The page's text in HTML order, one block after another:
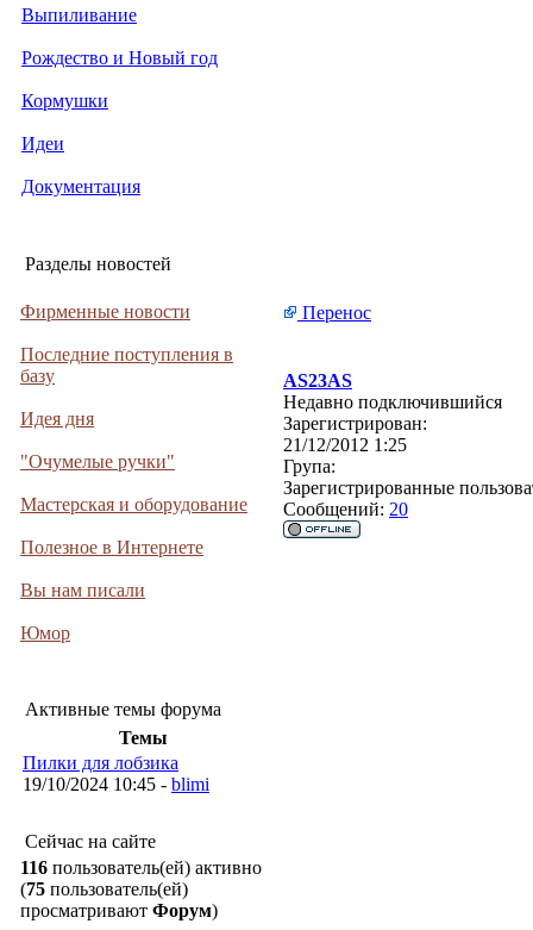
Выпиливание
Рождество и Новый год
Кормушки
Идеи
Документация
Разделы новостей
Фирменные новости
Последние поступления в
базу
Идея дня
"Очумелые ручки"
Мастерская и оборудование
Полезное в Интернете
Вы нам писали
Юмор
Активные темы форума
Темы
Пилки для лобзика
19/10/2024 10:45 - blimi
Сейчас на сайте
116 пользователь(ей) активно
(75 пользователь(ей)
просматривают Форум)
Перенос
AS23AS
Недавно подключившийся
Зарегистрирован:
21/12/2012 1:25
Група:
Зарегистрированные
Сообщений: 20